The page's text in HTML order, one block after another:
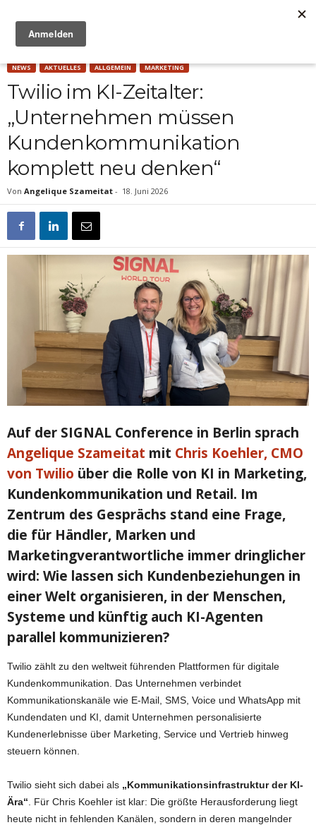
NEWS AKTUELLES ALLGEMEIN MARKETING
Twilio im KI-Zeitalter:
„Unternehmen müssen
Kundenkommunikation
komplett neu denken“
Von Angelique Szameitat - 18. Juni 2026
Auf der SIGNAL Conference in Berlin sprach
Angelique Szameitat mit Chris Koehler, CMO
von Twilio über die Rolle von KI in Marketing,
Kundenkommunikation und Retail. Im
Zentrum des Gesprächs stand eine Frage,
die für Händler, Marken und
Marketingverantwortliche immer dringlicher
wird: Wie lassen sich Kundenbeziehungen in
einer Welt organisieren, in der Menschen,
Systeme und künftig auch KI-Agenten
parallel kommunizieren?
Twilio zählt zu den weltweit führenden Plattformen für digitale
Kundenkommunikation. Das Unternehmen verbindet
Kommunikationskanäle wie E-Mail, SMS, Voice und WhatsApp mit
Kundendaten und KI, damit Unternehmen personalisierte
Kundenerlebnisse über Marketing, Service und Vertrieb hinweg
steuern können.
Twilio sieht sich dabei als „Kommunikationsinfrastruktur der KI-
Ära“ . Für Chris Koehler ist klar: Die größte Herausforderung liegt
heute nicht in fehlenden Kanälen, sondern in deren mangelnder